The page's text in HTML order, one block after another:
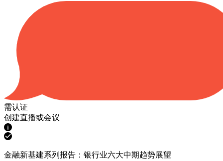
需认证
创建直播或会议
金融新基建系列报告：银行业六大中期趋势展望